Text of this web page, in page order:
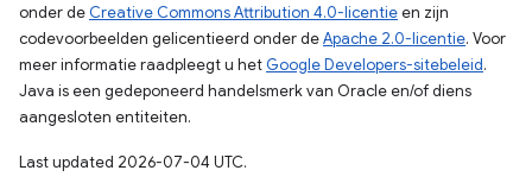
onder de Creative Commons Attribution 4.0-licentieen zijn
codevoorbeelden gelicentieerd onder deApache 2.0-licentie. Voor
meer informatie raadpleegt u het Google Developers-sitebeleid.
Java is een gedeponeerd handelsmerk van Oracle en/of diens
aangesloten entiteiten.
Last updated 2026-07-04 UTC.